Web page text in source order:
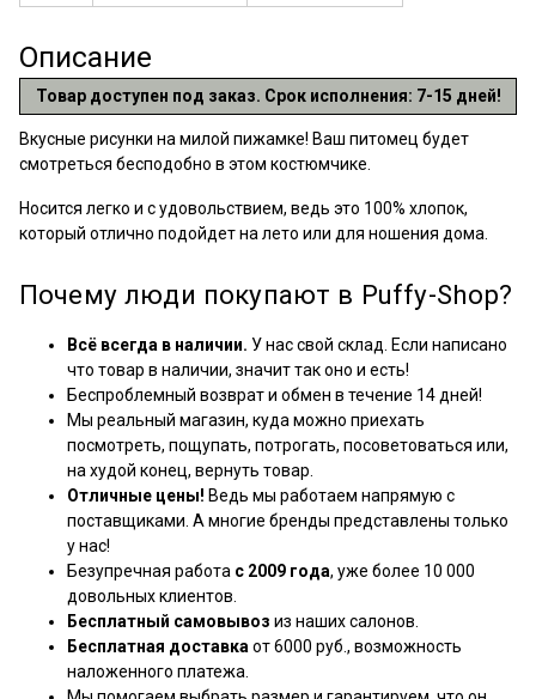
Описание
Товар доступен под заказ. Срок исполнения: 7-15 дней!
Вкусные рисунки на милой пижамке! Ваш питомец будет
смотреться бесподобно в этом костюмчике.
Носится легко и с удовольствием, ведь это 100% хлопок,
который отлично подойдет на лето или для ношения дома.
Почему люди покупают в Puffy-Shop?
Всё всегда в наличии. У нас свой склад. Если написано
что товар в наличии, значит так оно и есть!
Беспроблемный возврат и обмен в течение 14 дней!
Мы реальный магазин, куда можно приехать
посмотреть, пощупать, потрогать, посоветоваться или,
на худой конец, вернуть товар.
Отличные цены! Ведь мы работаем напрямую с
поставщиками. А многие бренды представлены только
у нас!
Безупречная работа с 2009 года, уже более 10 000
довольных клиентов.
Бесплатный самовывоз из наших салонов.
Бесплатная доставка от 6000 руб., возможность
наложенного платежа.